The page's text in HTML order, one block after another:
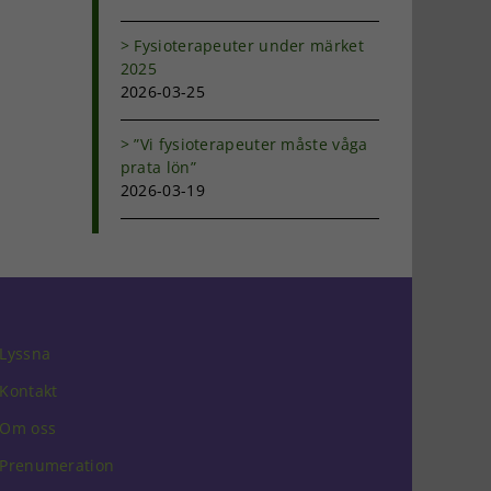
Fysioterapeuter under märket
2025
2026-03-25
”Vi fysioterapeuter måste våga
prata lön”
2026-03-19
Lyssna
Kontakt
Om oss
Prenumeration